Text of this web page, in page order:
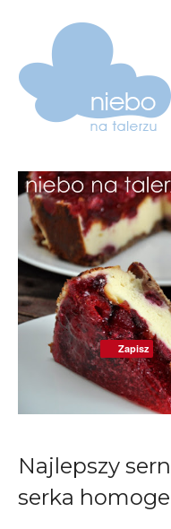
Najlepszy
serka
Zapisz